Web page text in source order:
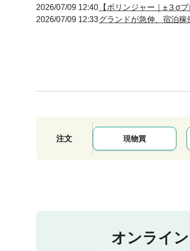
2026/07/09 12:40 【ボリンジャー｜±３
2026/07/09 12:33グランドが急伸、宿泊
注文 現物買
オンライン